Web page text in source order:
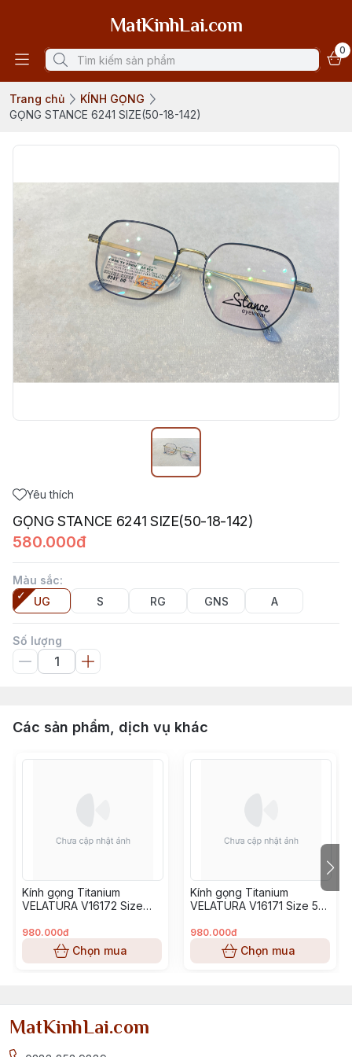
MatKinhLai.com
0
Trang chủ
KÍNH GỌNG
GỌNG STANCE 6241 SIZE(50-18-142)
Yêu thích
GỌNG STANCE 6241 SIZE(50-18-142)
580.000đ
Màu sắc:
UG
S RG GNS A
Số lượng
Các sản phẩm, dịch vụ khác
Kính gọng Titanium
VELATURA V16172 Size
980.000đ
Chọn mua
Kính gọng Titanium
VELATURA V16171 Size 53-
980.000đ
Chọn mua
MatKinhLai.com